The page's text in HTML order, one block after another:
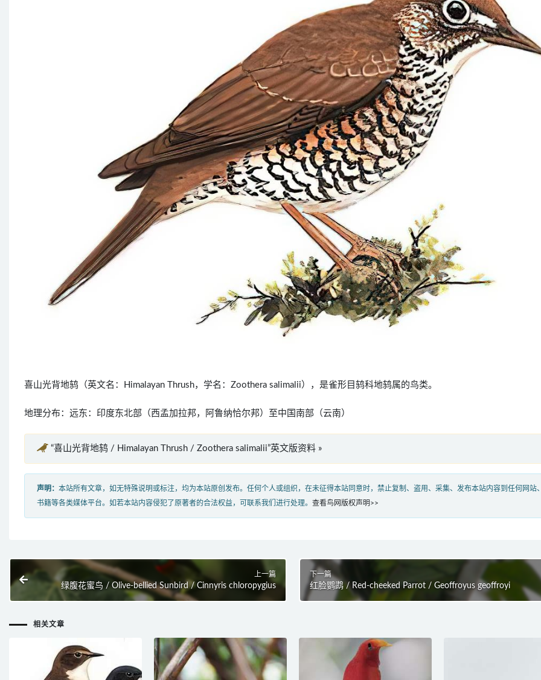
喜山光背地鸫（英文名：Himalayan Thrush，学名：Zoothera salimalii），是雀形目鸫科地鸫属的鸟类。
地理分布：远东：印度东北部（西孟加拉邦，阿鲁纳恰尔邦）至中国南部（云南）
“喜山光背地鸫 / Himalayan Thrush / Zoothera salimalii”英文版资料 »
声明： 本站所有文章，如无特殊说明或标注，均为本站原创发布。任何个人或组织，在未征得本站同意时，禁止复制、盗用、采集、发布本站内容到任何网站
书籍等各类媒体平台。如若本站内容侵犯了原著者的合法权益，可联系我们进行处理。 查看鸟网版权声明>>
上一篇
绿腹花蜜鸟 / Olive-bellied Sunbird / Cinnyris chloropygius
下一篇
红脸鹦鹉 / Red-cheeked Parrot / Geoffroyus geoffroyi
相关文章